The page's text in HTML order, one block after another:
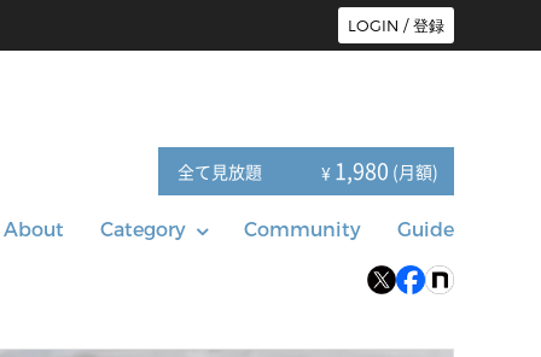
LOGIN / 登録
全て見放題 ¥ 1,980 (月額)
About Category Community Guide